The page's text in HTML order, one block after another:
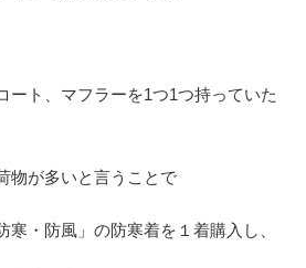
ート、マフラーを1つ1つ持っていた
物が多いと言うことで
寒・防風」の防寒着を１着購入し、